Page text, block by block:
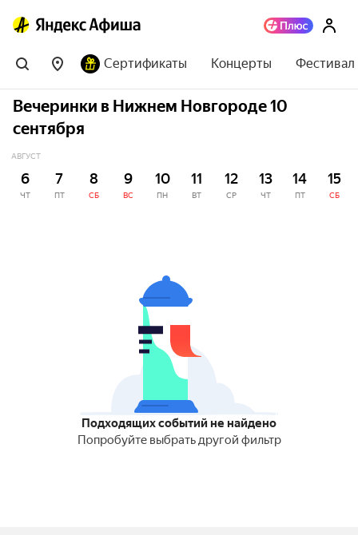
Сертификаты Концерты
Вечеринки в Нижнем Новгороде 10
сентября
АВГУСТ
6
ЧТ
7
ПТ
8
СБ
9
ВС
10
ПН
11
ВТ
12
СР
13
ЧТ
14
ПТ
15
СБ
Подходящих событий не найдено
Попробуйте выбрать другой фильтр